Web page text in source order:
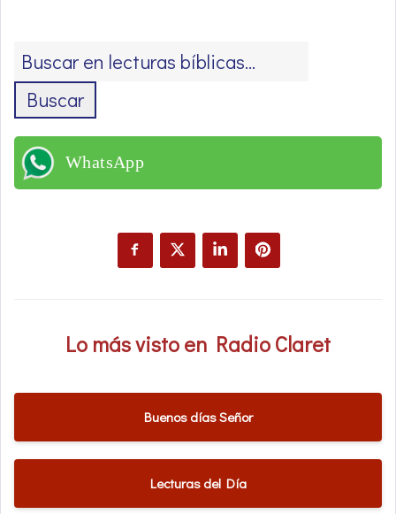
Buscar
WhatsApp
Lo más visto en Radio Claret
Buenos días Señor
Lecturas del Día